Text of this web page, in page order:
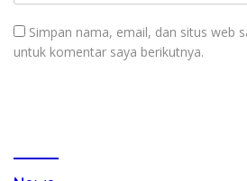
Simpan nama, email, dan situs web
untuk komentar saya berikutnya.